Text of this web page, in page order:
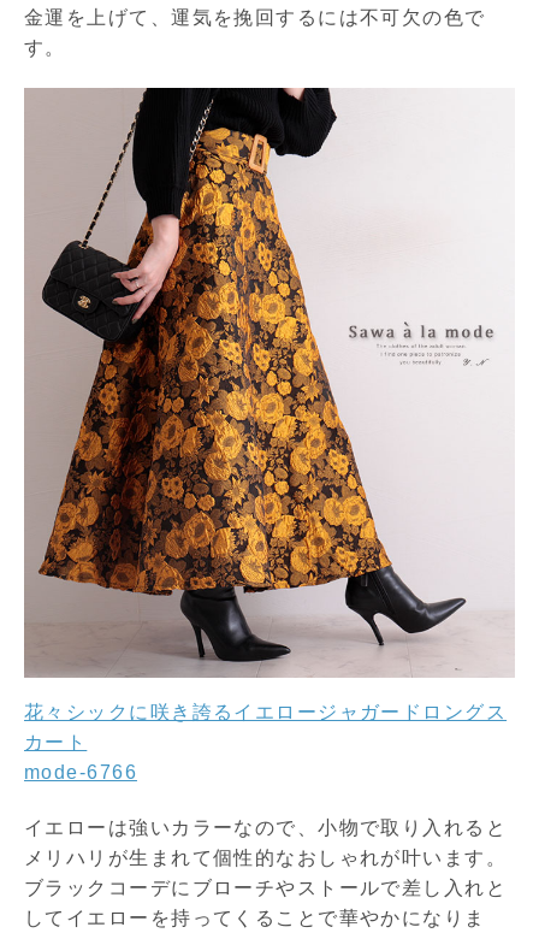
金運を上げて、運気を挽回するには不可欠の色で
す。
花々シックに咲き誇るイエロージャガードロングス
カート
mode-6766
イエローは強いカラーなので、小物で取り入れると
メリハリが生まれて個性的なおしゃれが叶います。
ブラックコーデにブローチやストールで差し入れと
してイエローを持ってくることで華やかになりま